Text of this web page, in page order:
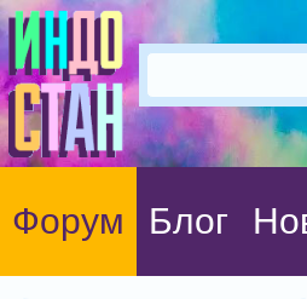
Форум Блог